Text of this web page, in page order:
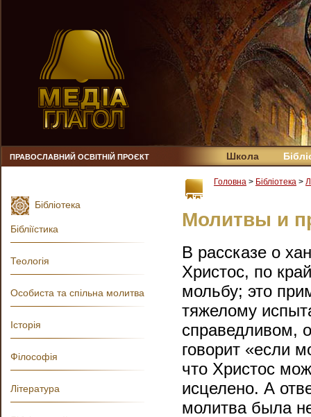
ПРАВОСЛАВНИЙ ОСВІТНІЙ ПРОЄКТ Школа
Головна > Бібліотека >
Молитвы и
В рассказе о
Христос, по
мольбу; это
тяжелому
справедливом,
говорит «если
что Христос
исцелено. А
молитва была
Бібліотека
Бібліїстика
Теологія
Особиста та спільна молитва
Історія
Філософія
Література